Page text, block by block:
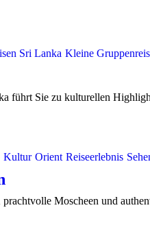
Sri Lanka Kleine
führt Sie zu kulturellen
Kultur Orient Reiseerlebnis
Moscheen und